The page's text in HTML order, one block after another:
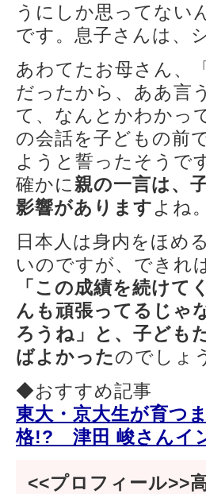
うにしか思ってない
です。息子さんは、
あわてたお母さん、
だったから、ああ言
て、なんとかわかっ
の会話を子どもの前
ようと誓ったそうで
確かに 親の一言は、
影響がありますよね。
日本人は身内をほめ
いのですが、できれ
「この成績を続け
んも頑張ってるじゃ
ろうね」と、子ども
ばよかったのでしょ
◆おすすめ記事
東大・京大生が育つ
格!? 津田 峻さんイ
<<プロフィール>>